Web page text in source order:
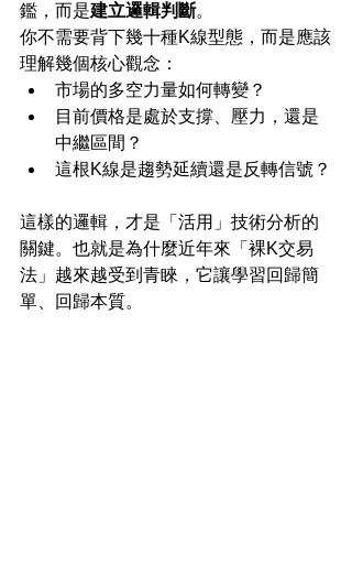
鑑，而是建立邏輯判斷。
你不需要背下幾十種K線型態，而是應該
理解幾個核心觀念：
市場的多空力量如何轉變？
目前價格是處於支撐、壓力，還是
中繼區間？
這根K線是趨勢延續還是反轉信號？
這樣的邏輯，才是「活用」技術分析的
關鍵。也就是為什麼近年來「裸K交易
法」越來越受到青睞，它讓學習回歸簡
單、回歸本質。